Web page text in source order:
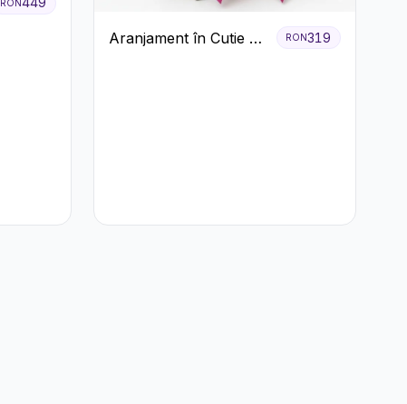
RON
Aranjament în Cutie cu
RON319